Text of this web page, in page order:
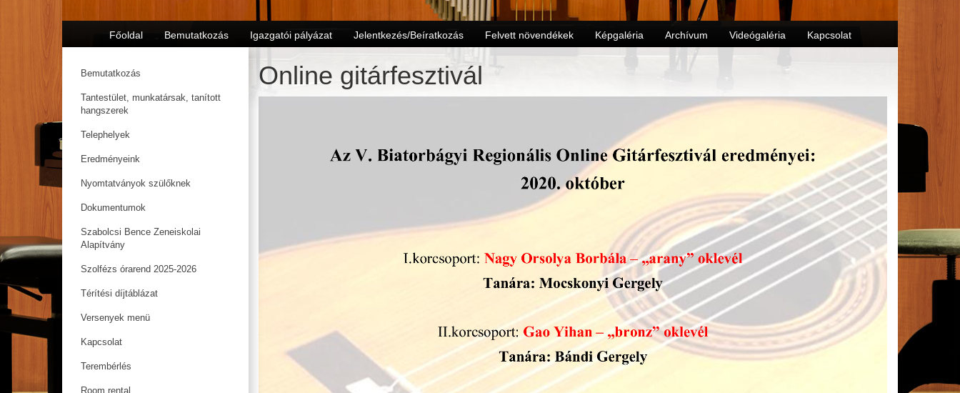
Bemutatkozás
Tantestület, munkatársak, tanított
hangszerek
Telephelyek
Eredményeink
Nyomtatványok szülőknek
Dokumentumok
Szabolcsi Bence Zeneiskolai
Alapítvány
Szolfézs órarend 2025-2026
Térítési díjtáblázat
Versenyek menü
Kapcsolat
Terembérlés
Room rental
Főoldal Bemutatkozás Igazgatói pályázat Jelentkezés/Beíratkozás Felvett növendékek Képgaléria Archívum Videógaléria Kapcsolat
Online gitárfesztivál